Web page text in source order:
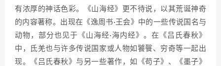
有浓厚的神话色彩。《山海经》更不待说，以其荒诞神奇
的内容著称。出现在《逸周书·王会》中的一些传说国名与
动物，部分也见于《山海经·海内经》。在《吕氏春秋》
中，氐羌也与许多传说国家或人物如饕餮、穷奇等一起出
现。《吕氏春秋》与另一些著作，如《苟子》、《墨子》